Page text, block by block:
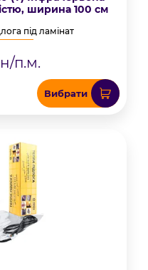
ширина 100 см
під ламінат
п.м.
Вибрати